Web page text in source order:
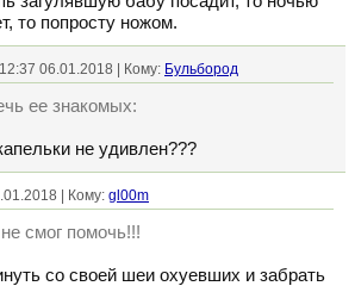
то попросту ножом.
12:37 06.01.2018 | Кому: Бульбород
ее знакомых:
не удивлен???
| Кому: gl00m
смог помочь!!!
со своей шеи охуевших и забрать